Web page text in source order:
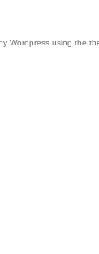
Wordpress using the